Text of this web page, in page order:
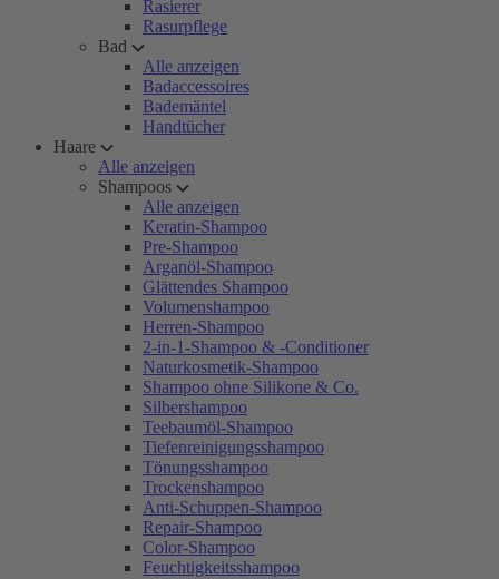
Rasierer
Rasurpflege
Bad
Alle anzeigen
Badaccessoires
Bademäntel
Handtücher
Haare
Alle anzeigen
Shampoos
Alle anzeigen
Keratin-Shampoo
Pre-Shampoo
Arganöl-Shampoo
Glättendes Shampoo
Volumenshampoo
Herren-Shampoo
2-in-1-Shampoo & -Conditioner
Naturkosmetik-Shampoo
Shampoo ohne Silikone & Co.
Silbershampoo
Teebaumöl-Shampoo
Tiefenreinigungsshampoo
Tönungsshampoo
Trockenshampoo
Anti-Schuppen-Shampoo
Repair-Shampoo
Color-Shampoo
Feuchtigkeitsshampoo